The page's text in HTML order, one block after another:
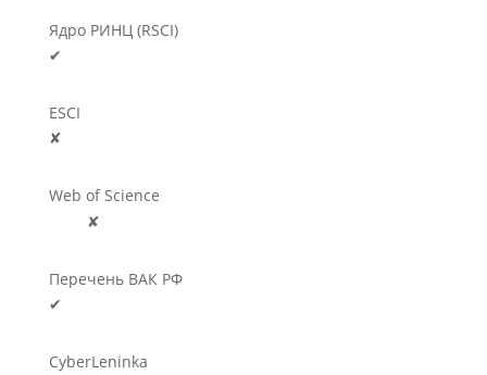
Ядро РИНЦ (RSCI)
✔
ESCI
✘
Web of Science
✘
Перечень ВАК РФ
✔
CyberLeninka